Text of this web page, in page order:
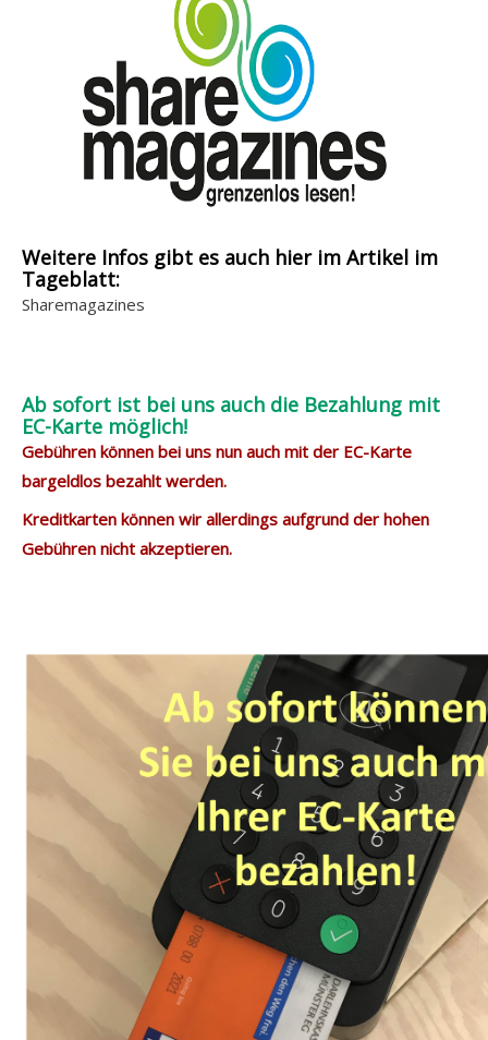
Weitere Infos gibt es auch hier im Artikel im
Tageblatt:
Sharemagazines
Ab sofort ist bei uns auch die Bezahlung mit
EC-Karte möglich!
Gebühren können bei uns nun auch mit der EC-Karte
bargeldlos bezahlt werden.
Kreditkarten können wir allerdings aufgrund der hohen
Gebühren nicht akzeptieren.